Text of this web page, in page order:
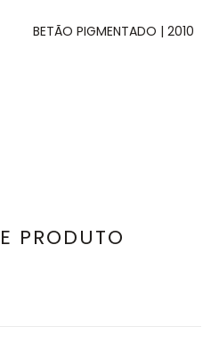
PRODUTO
BETÃO PIGMENTADO | 2010